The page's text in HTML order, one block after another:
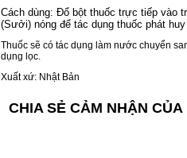
Cách dùng: Đổ bột thuốc trực tiếp vào
(Sưởi) nóng để tác dụng thuốc phát
Thuốc sẽ có tác dụng làm nước chuyển
dụng lọc.
Xuất xứ: Nhật Bản
CHIA SẺ CẢM NHẬN